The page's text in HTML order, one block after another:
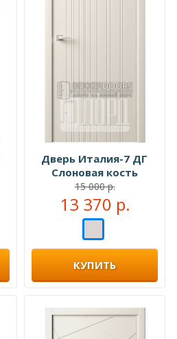
Дверь Италия-7 ДГ
Слоновая кость
15 000 р.
13 370 р.
КУПИТЬ